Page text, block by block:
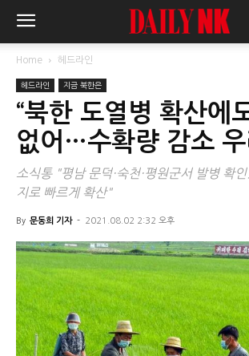
Home 헤드라인
헤드라인 지금 북한은
“북한 도열병 확산에
없어…수확량 감소 우
소식통 "평남 문덕·숙천·평원군서 발병 확
지로 빠르게 확산"
By 문동희 기자 - 2021.08.02 2:32 오후